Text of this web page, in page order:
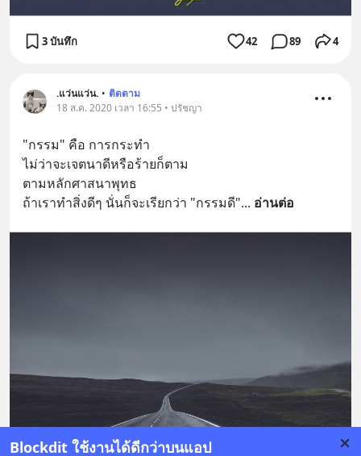
Blockdit ใช้งานได้ดีกว่าบนแอป
3 บันทึก 42 89 4
.แว่นแว่น. • ติดตาม
18 ส.ค. 2020 เวลา 16:55 • ปรัชญา
"กรรม" คือ การกระทำ
ไม่ว่าจะเจตนาดีหรือร้ายก็ตาม
ตามหลักศาสนาพุทธ
ถ้าเราทำสิ่งดีๆ นั่นก็จะเรียกว่า "กรรมดี"... อ่านต่อ